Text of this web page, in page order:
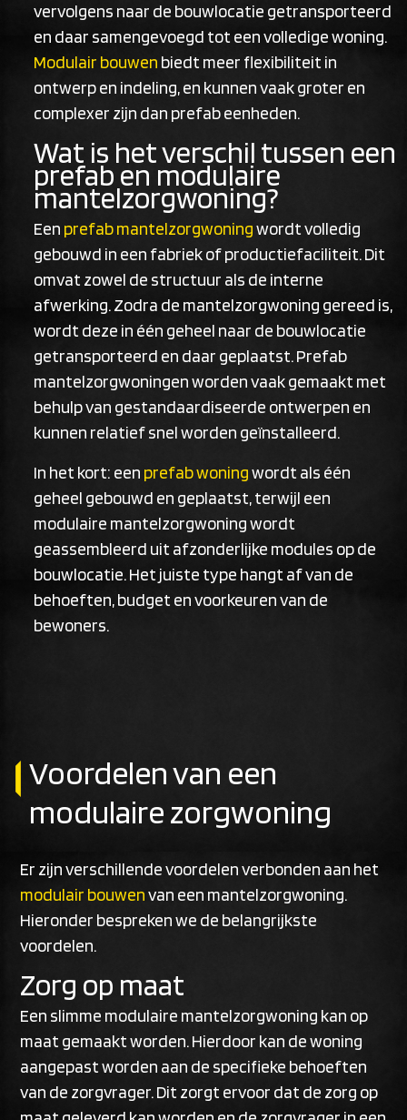
vervolgens naar de bouwlocatie getransporteerd
en daar samengevoegd tot een volledige woning.
Modulair bouwen biedt meer flexibiliteit in
ontwerp en indeling, en kunnen vaak groter en
complexer zijn dan prefab eenheden.
Wat is het verschil tussen een
prefab en modulaire
mantelzorgwoning?
Een prefab mantelzorgwoningwordt volledig
gebouwd in een fabriek of productiefaciliteit. Dit
omvat zowel de structuur als de interne
afwerking. Zodra de mantelzorgwoning gereed is,
wordt deze in één geheel naar de bouwlocatie
getransporteerd en daar geplaatst. Prefab
mantelzorgwoningen worden vaak gemaakt met
behulp van gestandaardiseerde ontwerpen en
kunnen relatief snel worden geïnstalleerd.
In het kort: een prefab woningwordt als één
geheel gebouwd en geplaatst, terwijl een
modulaire mantelzorgwoning wordt
geassembleerd uit afzonderlijke modules op de
bouwlocatie. Het juiste type hangt af van de
behoeften, budget en voorkeuren van de
bewoners.
Voordelen van een
modulaire zorgwoning
Er zijn verschillende voordelen verbonden aan het
modulair bouwenvan een mantelzorgwoning.
Hieronder bespreken we de belangrijkste
voordelen.
Zorg op maat
Een slimme modulaire mantelzorgwoning kan op
maat gemaakt worden. Hierdoor kan de woning
aangepast worden aan de specifieke behoeften
van de zorgvrager. Dit zorgt ervoor dat de zorg op